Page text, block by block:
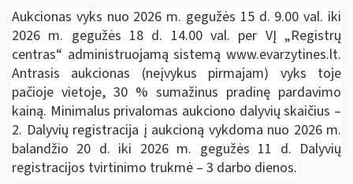
Aukcionas vyks nuo 2026 m. gegužės 15 d. 9.00 val. iki
2026 m. gegužės 18 d. 14.00 val. per VĮ „Registrų
centras“ administruojamą sistemą www.evarzytines.lt.
Antrasis aukcionas (neįvykus pirmajam) vyks toje
pačioje vietoje, 30 % sumažinus pradinę pardavimo
kainą. Minimalus privalomas aukciono dalyvių skaičius –
2. Dalyvių registracija į aukcioną vykdoma nuo 2026 m.
balandžio 20 d. iki 2026 m. gegužės 11 d. Dalyvių
registracijos tvirtinimo trukmė – 3 darbo dienos.